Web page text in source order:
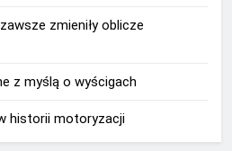
zmieniły oblicze
z myślą o wyścigach
historii motoryzacji